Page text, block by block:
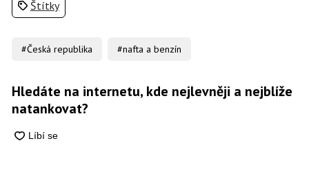
Štítky
#Česká republika #nafta a benzín
Hledáte na internetu, kde nejlevněji a nejblíže
natankovat?